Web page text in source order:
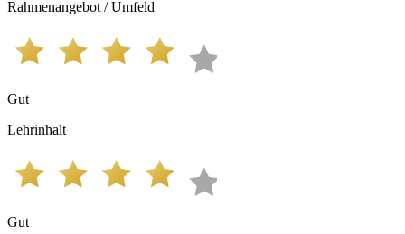
Rahmenangebot / Umfeld
Gut
Lehrinhalt
Gut